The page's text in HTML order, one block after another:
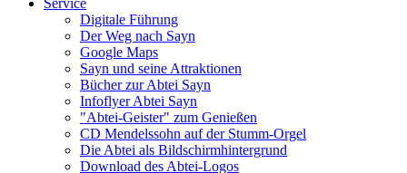
Service
Digitale Führung
Der Weg nach Sayn
Google Maps
Sayn und seine Attraktionen
Bücher zur Abtei Sayn
Infoflyer Abtei Sayn
"Abtei-Geister" zum Genießen
CD Mendelssohn auf der Stumm-Orgel
Die Abtei als Bildschirmhintergrund
Download des Abtei-Logos